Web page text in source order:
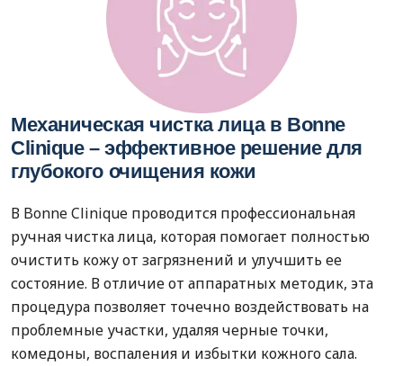
Механическая чистка лица в Bonne
Clinique – эффективное решение для
глубокого очищения кожи
В Bonne Clinique проводится профессиональная
ручная чистка лица, которая помогает полностью
очистить кожу от загрязнений и улучшить ее
состояние. В отличие от аппаратных методик, эта
процедура позволяет точечно воздействовать на
проблемные участки, удаляя черные точки,
комедоны, воспаления и избытки кожного сала.